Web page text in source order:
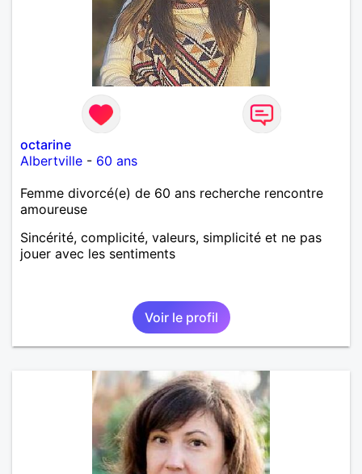
octarine
Albertville - 60 ans
Femme divorcé(e) de 60 ans recherche rencontre
amoureuse
Sincérité, complicité, valeurs, simplicité et ne pas
jouer avec les sentiments
Voir le profil